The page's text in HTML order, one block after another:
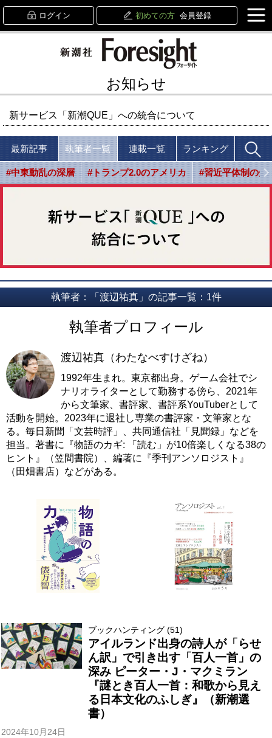
ログイン 初めての方 会員登録
お知らせ
新サービス「新潮QUE」への統合について
最新記事 執筆者一覧 連載一覧 ランキング
#中東動乱の深層 #トランプ2.0のアメリカ #習近平体制の光
執筆者：「渡辺祐真」の記事一覧：1件
執筆者プロフィール
渡辺祐真（わたなべすけざね）
1992年生まれ。東京都出身。ゲーム会社でシ
ナリオライターとして勤務する傍ら、2021年
から文筆家、書評家、書評系YouTuberとして
活動を開始。2023年に退社し専業の書評家・文筆家とな
る。毎日新聞「文芸時評」、共同通信社「見聞録」などを
担当。著書に『物語のカギ: 「読む」が10倍楽しくなる38の
ヒント』（笠間書院）、編著に『季刊アンソロジスト』
（田畑書店）などがある。
ブックハンティング (51)
アイルランド出身の詩人が「らせ
ん訳」で引き出す「百人一首」の
深み ピーター・J・マクミラン
『謎とき百人一首：和歌から見え
る日本文化のふしぎ』（新潮選
書）
2024年10月24日